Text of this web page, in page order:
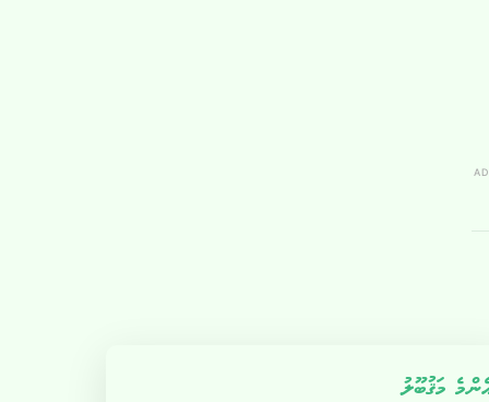
މަޤުބޫލު